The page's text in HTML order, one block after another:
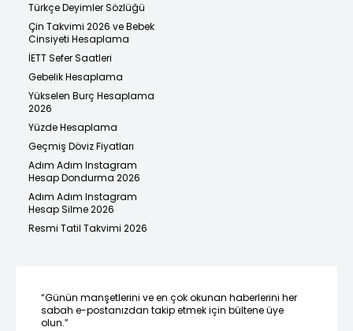
Türkçe Deyimler Sözlüğü
Çin Takvimi 2026 ve Bebek
Cinsiyeti Hesaplama
İETT Sefer Saatleri
Gebelik Hesaplama
Yükselen Burç Hesaplama
2026
Yüzde Hesaplama
Geçmiş Döviz Fiyatları
Adım Adım Instagram
Hesap Dondurma 2026
Adım Adım Instagram
Hesap Silme 2026
Resmi Tatil Takvimi 2026
“Günün manşetlerini ve en çok okunan haberlerini her
sabah e-postanızdan takip etmek için bültene üye
olun.”